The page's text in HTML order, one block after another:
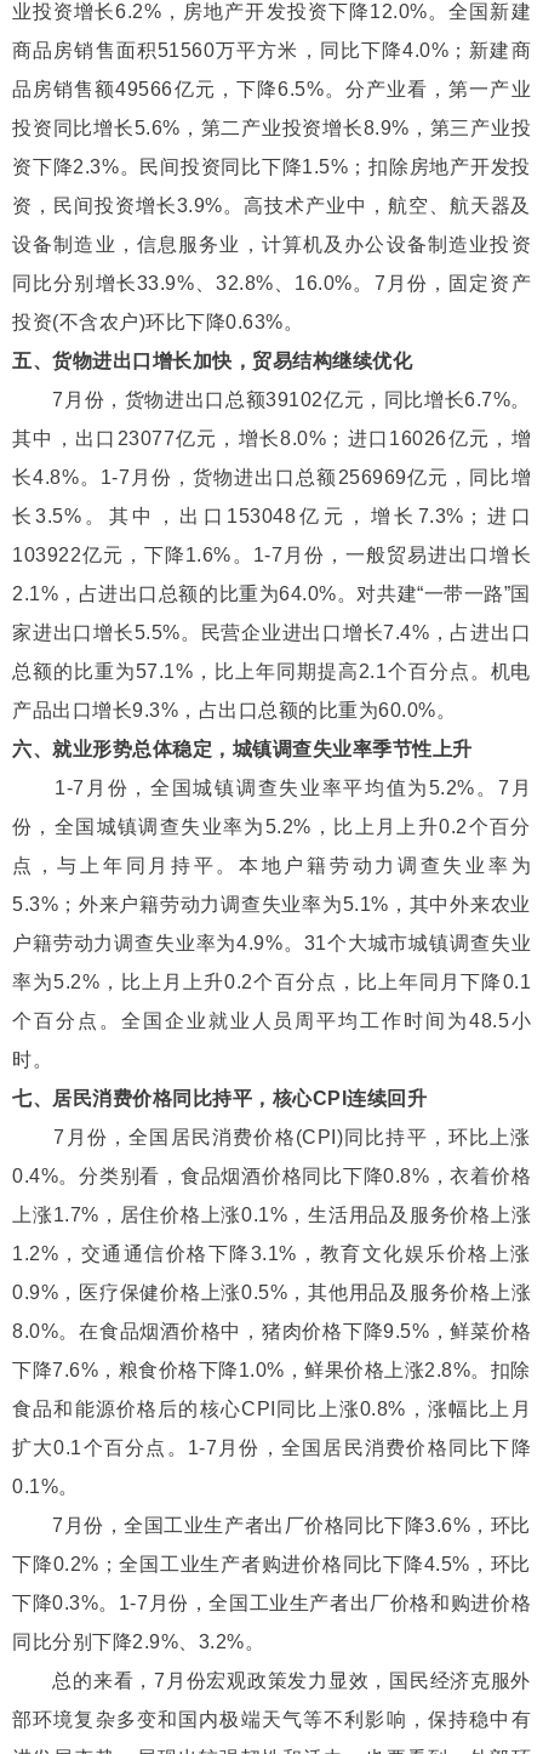
业投资增长6.2%，房地产开发投资下降12.0%。全国新建
商品房销售面积51560万平方米，同比下降4.0%；新建商
品房销售额49566亿元，下降6.5%。分产业看，第一产业
投资同比增长5.6%，第二产业投资增长8.9%，第三产业投
资下降2.3%。民间投资同比下降1.5%；扣除房地产开发投
资，民间投资增长3.9%。高技术产业中，航空、航天器及
设备制造业，信息服务业，计算机及办公设备制造业投资
同比分别增长33.9%、32.8%、16.0%。7月份，固定资产
投资(不含农户)环比下降0.63%。
五、货物进出口增长加快，贸易结构继续优化
7月份，货物进出口总额39102亿元，同比增长6.7%。
其中，出口23077亿元，增长8.0%；进口16026亿元，增
长4.8%。1-7月份，货物进出口总额256969亿元，同比增
长3.5%。其中，出口153048亿元，增长7.3%；进口
103922亿元，下降1.6%。1-7月份，一般贸易进出口增长
2.1%，占进出口总额的比重为64.0%。对共建“一带一路”国
家进出口增长5.5%。民营企业进出口增长7.4%，占进出口
总额的比重为57.1%，比上年同期提高2.1个百分点。机电
产品出口增长9.3%，占出口总额的比重为60.0%。
六、就业形势总体稳定，城镇调查失业率季节性上升
1-7月份，全国城镇调查失业率平均值为5.2%。7月
份，全国城镇调查失业率为5.2%，比上月上升0.2个百分
点，与上年同月持平。本地户籍劳动力调查失业率为
5.3%；外来户籍劳动力调查失业率为5.1%，其中外来农业
户籍劳动力调查失业率为4.9%。31个大城市城镇调查失业
率为5.2%，比上月上升0.2个百分点，比上年同月下降0.1
个百分点。全国企业就业人员周平均工作时间为48.5小
时。
七、居民消费价格同比持平，核心CPI连续回升
7月份，全国居民消费价格(CPI)同比持平，环比上涨
0.4%。分类别看，食品烟酒价格同比下降0.8%，衣着价格
上涨1.7%，居住价格上涨0.1%，生活用品及服务价格上涨
1.2%，交通通信价格下降3.1%，教育文化娱乐价格上涨
0.9%，医疗保健价格上涨0.5%，其他用品及服务价格上涨
8.0%。在食品烟酒价格中，猪肉价格下降9.5%，鲜菜价格
下降7.6%，粮食价格下降1.0%，鲜果价格上涨2.8%。扣除
食品和能源价格后的核心CPI同比上涨0.8%，涨幅比上月
扩大0.1个百分点。1-7月份，全国居民消费价格同比下降
0.1%。
7月份，全国工业生产者出厂价格同比下降3.6%，环比
下降0.2%；全国工业生产者购进价格同比下降4.5%，环比
下降0.3%。1-7月份，全国工业生产者出厂价格和购进价格
同比分别下降2.9%、3.2%。
总的来看，7月份宏观政策发力显效，国民经济克服外
部环境复杂多变和国内极端天气等不利影响，保持稳中有